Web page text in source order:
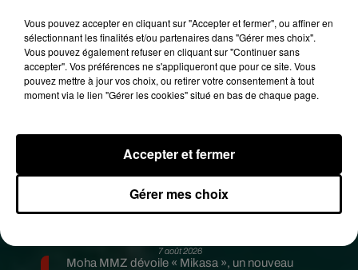
Publié : 16 janvier 2020 à 13h15 par A.L.
chez lui avec sa famille"
quand il a entendu "un
vacarme".Lorsqu'ils sont sortis dehors, ils ont
vu "un cochon dans la piscine, ils ont ensuite
retiré, l’ont fait rôtir et ils l’ont mangé", a relaté la
techniques du vol"afin de déterminer si un délit ou
7 août 2026
Moha MMZ dévoile « Mikasa », un nouveau
Vous pouvez accepter en cliquant sur "Accepter et fermer", ou affiner en
sélectionnant les finalités et/ou partenaires dans "Gérer mes choix".
Vous pouvez également refuser en cliquant sur "Continuer sans
accepter". Vos préférences ne s'appliqueront que pour ce site. Vous
pouvez mettre à jour vos choix, ou retirer votre consentement à tout
moment via le lien "Gérer les cookies" situé en bas de chaque page.
Gérer mes choix
Accepter et fermer